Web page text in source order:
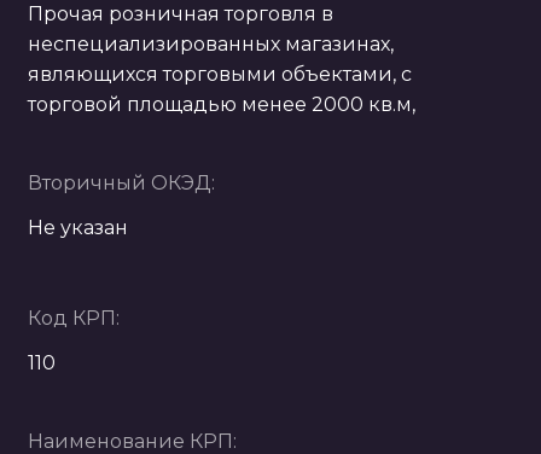
Прочая розничная торговля в
неспециализированных магазинах,
являющихся торговыми объектами, с
торговой площадью менее 2000 кв.м,
Вторичный ОКЭД:
Не указан
Код КРП:
110
Наименование КРП: